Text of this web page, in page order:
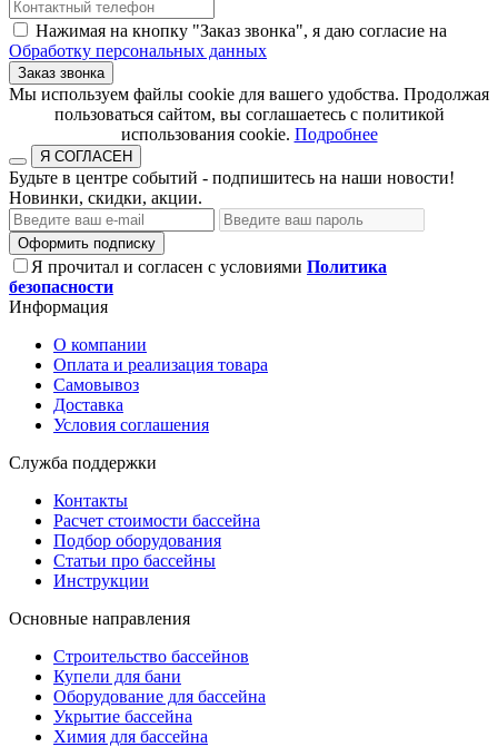
Нажимая на кнопку "Заказ звонка", я даю согласие на
Обработку персональных данных
Заказ звонка
​​​​​​​Мы используем файлы cookie для вашего удобства. Продолжая
пользоваться сайтом, вы соглашаетесь с политикой
использования cookie.​​​​​​​ Подробнее
Я СОГЛАСЕН
Будьте в центре событий - подпишитесь на наши новости!
Новинки, скидки, акции.
Оформить подписку
Я прочитал и согласен с условиями Политика
безопасности
Информация
О компании
Оплата и реализация товара
Самовывоз
Доставка
Условия соглашения
Служба поддержки
Контакты
Расчет стоимости бассейна
Подбор оборудования
Статьи про бассейны
Инструкции
Основные направления
Строительство бассейнов
Купели для бани
Оборудование для бассейна
Укрытие бассейна
Химия для бассейна